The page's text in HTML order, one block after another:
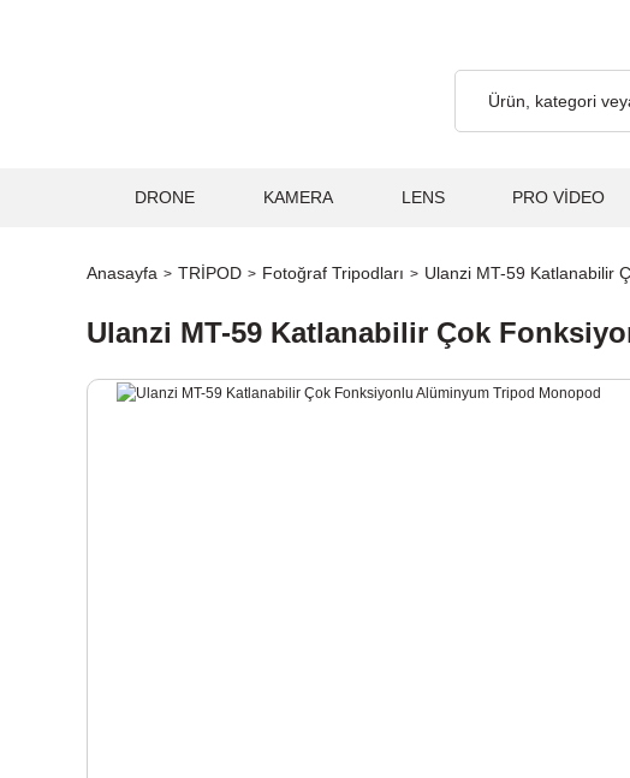
DRONE KAMERA LENS PRO VİDEO
Anasayfa TRİPOD Fotoğraf Tripodları Ulanzi MT-59 Katlanabilir
Ulanzi MT-59 Katlanabilir Çok
2.000₺ ve Üzeri Alışverişlerde, Kargo Ücretsiz... 2.000₺ ve